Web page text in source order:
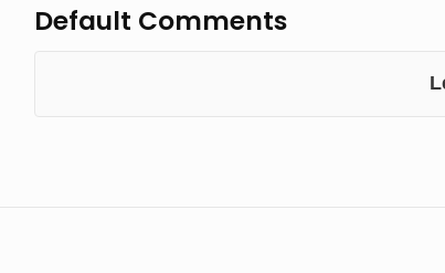
Default Comments